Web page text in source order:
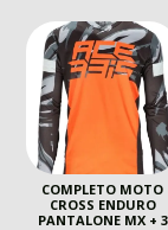
ERA:
199,00 €.
COMPLETO MOTO
CROSS ENDURO
PANTALONE MX + 3